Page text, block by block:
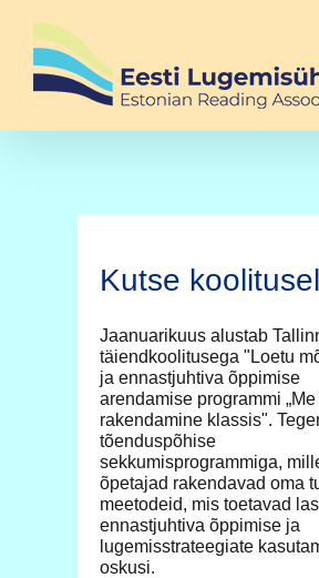
content
Kutse
Jaanuarikuus alustab
täiendkoolitusega "Loetu
ja ennastjuhtiva õppimise
arendamise programmi „Me
rakendamine klassis".
tõenduspõhise
sekkumisprogrammiga,
õpetajad rakendavad oma
meetodeid, mis toetavad
ennastjuhtiva õppimise ja
lugemisstrateegiate
oskusi.